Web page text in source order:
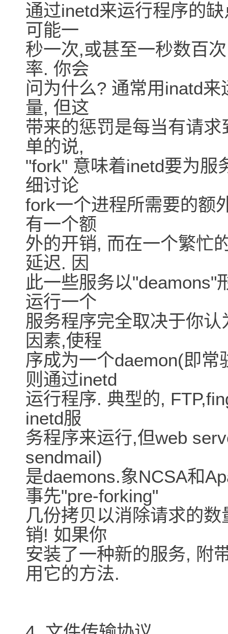
通过inetd来运行程序的
可能一
秒一次,或甚至一秒数百
率. 你会
问为什么? 通常用inatd
量, 但这
带来的惩罚是每当有请
单的说,
"fork" 意味着inetd要为服
细讨论
fork一个进程所需要的额
有一个额
外的开销, 而在一个繁忙
延迟. 因
此一些服务以"deamons"
运行一个
服务程序完全取决于你
因素,使程
序成为一个daemon(即
则通过inetd
运行程序. 典型的,
inetd服
务程序来运行,但web
sendmail)
是daemons.象NCSA和
事先"pre-forking"
几份拷贝以消除请求的
销! 如果你
安装了一种新的服务, 附
用它的方法.